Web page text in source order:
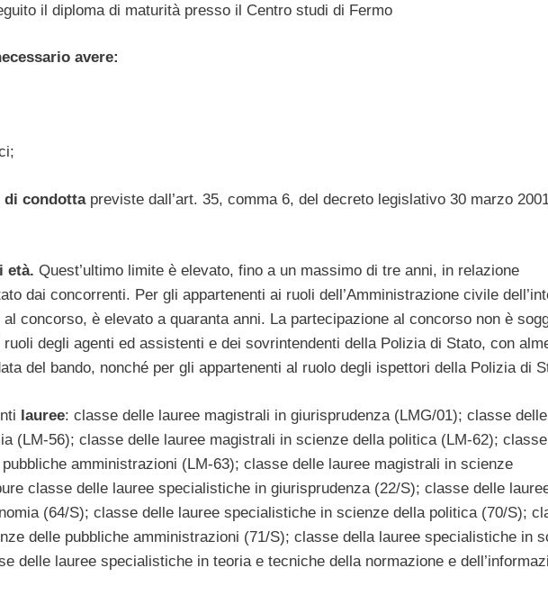
il diploma di maturità presso il Centro studi di Fermo
avere:
di condottapreviste dall’art. 35, comma 6, del decreto legislativo 30 marzo
età. Quest’ultimo limite è elevato, fino a un massimo di tre anni, in relazione
dai concorrenti. Per gli appartenenti ai ruoli dell’Amministrazione civile
concorso, è elevato a quaranta anni. La partecipazione al concorso non è
degli agenti ed assistenti e dei sovrintendenti della Polizia di Stato, con
del bando, nonché per gli appartenenti al ruolo degli ispettori della Polizia di
lauree: classe delle lauree magistrali in giurisprudenza (LMG/01); classe
(LM-56); classe delle lauree magistrali in scienze della politica (LM-62);
amministrazioni (LM-63); classe delle lauree magistrali in scienze
classe delle lauree specialistiche in giurisprudenza (22/S); classe delle
(64/S); classe delle lauree specialistiche in scienze della politica (70/S);
delle pubbliche amministrazioni (71/S); classe della lauree specialistiche in
delle lauree specialistiche in teoria e tecniche della normazione e